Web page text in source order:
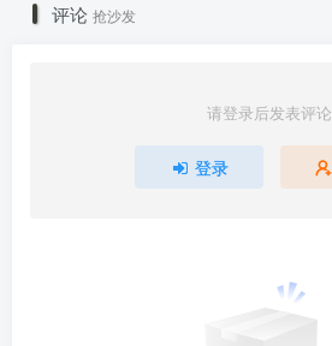
评论 抢沙发
请登录后发表评论
登录